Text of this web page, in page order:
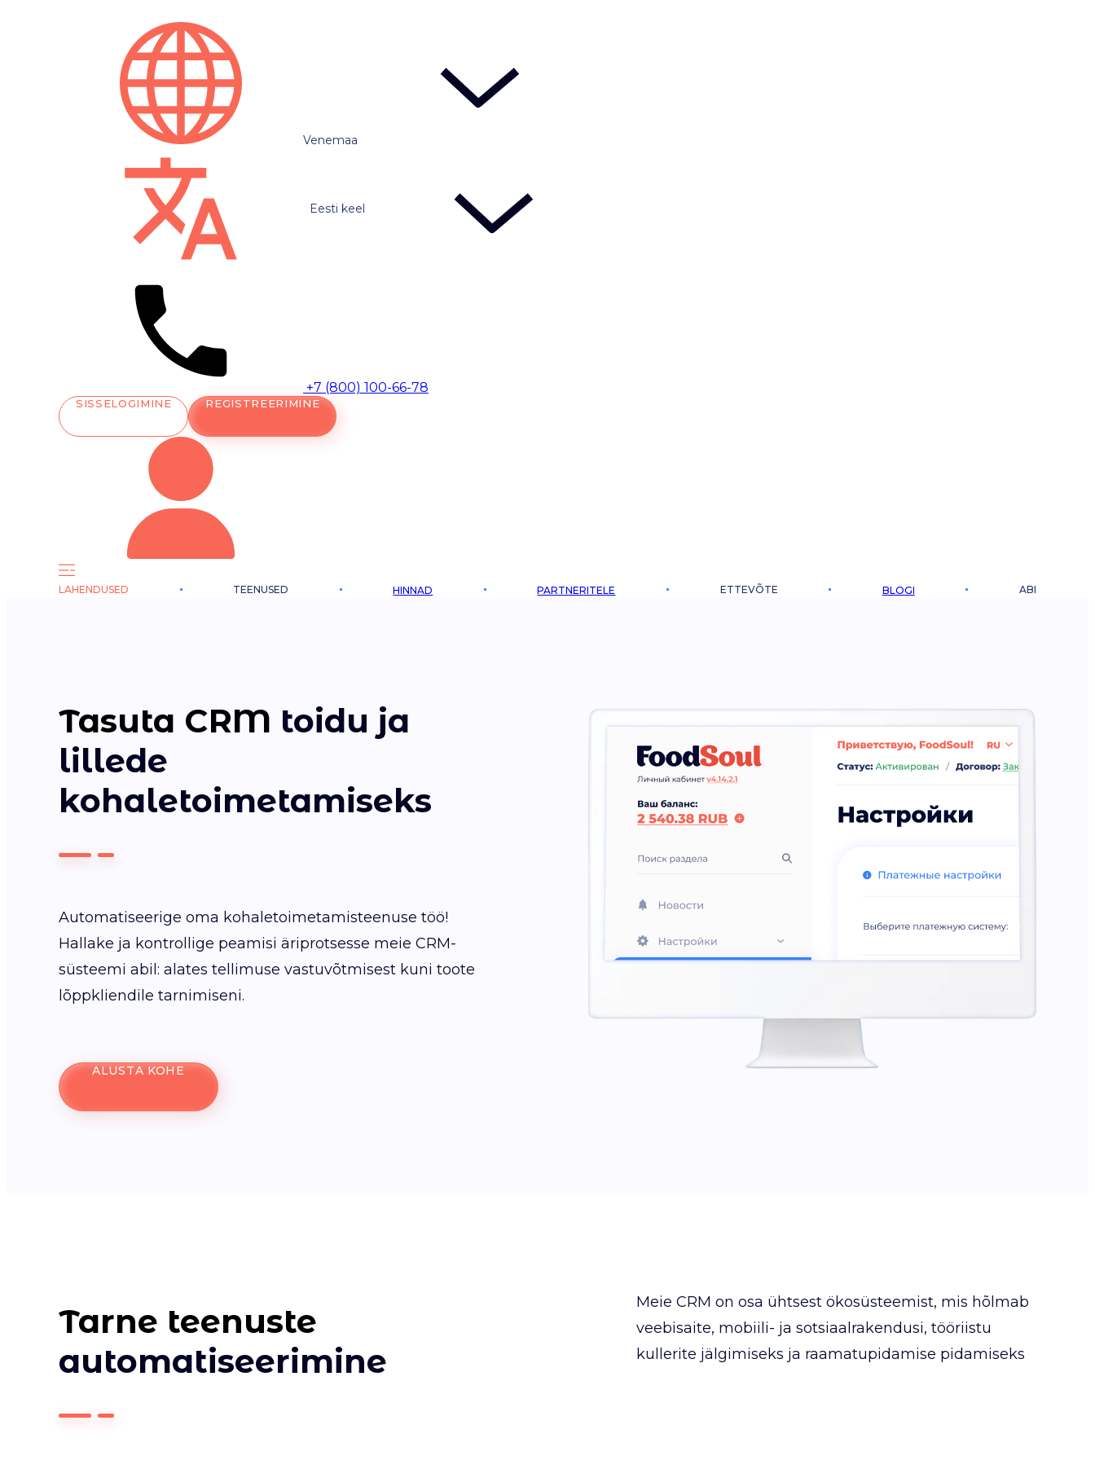
Venemaa
Eesti keel
+7 (800) 100-66-78
SISSELOGIMINE REGISTREERIMINE
LAHENDUSED TEENUSED HINNAD PARTNERITELE ETTEVÕTE BLOGI ABI
Tasuta CRM toidu ja
lillede
kohaletoimetamiseks
Automatiseerige oma kohaletoimetamisteenuse töö!
Hallake ja kontrollige peamisi äriprotsesse meie CRM-
süsteemi abil: alates tellimuse vastuvõtmisest kuni toote
lõppkliendile tarnimiseni.
ALUSTA KOHE
Tarne teenuste
automatiseerimine
Meie CRM on osa ühtsest ökosüsteemist, mis hõlmab
veebisaite, mobiili- ja sotsiaalrakendusi, tööriistu
kullerite jälgimiseks ja raamatupidamise pidamiseks